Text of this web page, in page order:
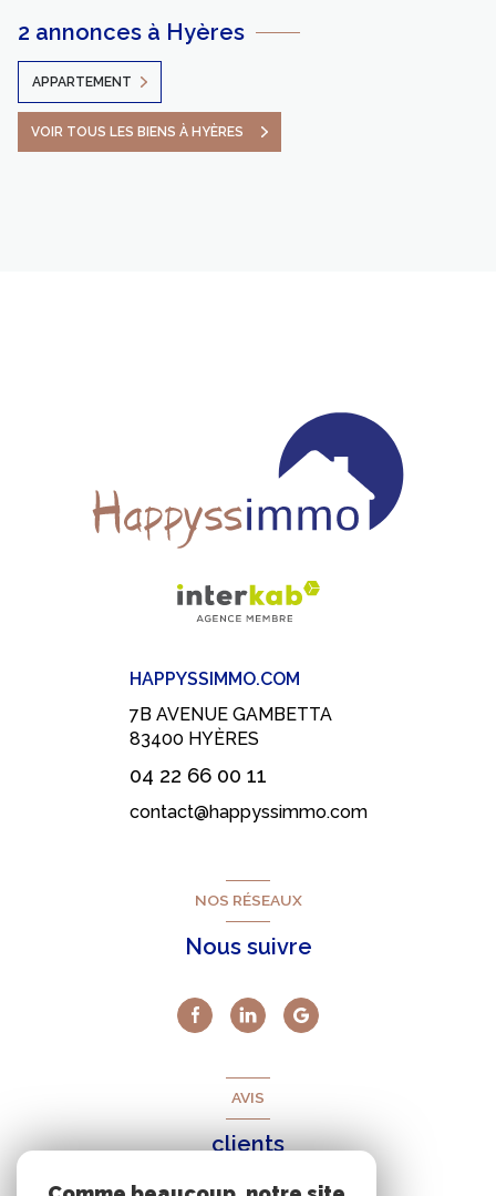
2 annonces à Hyères
APPARTEMENT
VOIR TOUS LES BIENS À HYÈRES
HAPPYSSIMMO.COM
7B AVENUE GAMBETTA
83400 HYÈRES
04 22 66 00 11
contact@happyssimmo.com
NOS RÉSEAUX
Nous suivre
AVIS
clients